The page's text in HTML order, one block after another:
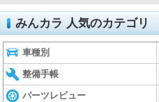
みんカラ 人気のカテゴリ
車種別
整備手帳
パーツレビュー